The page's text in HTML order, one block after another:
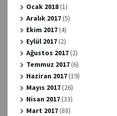
Ocak 2018(1)
Aralık 2017(5)
Ekim 2017(4)
Eylül 2017(2)
Ağustos 2017(2)
Temmuz 2017(6)
Haziran 2017(19)
Mayıs 2017(26)
Nisan 2017(33)
Mart 2017(88)